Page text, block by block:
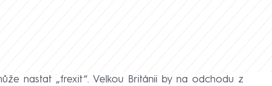
nastat „frexit“. Velkou Británii by na odchodu z